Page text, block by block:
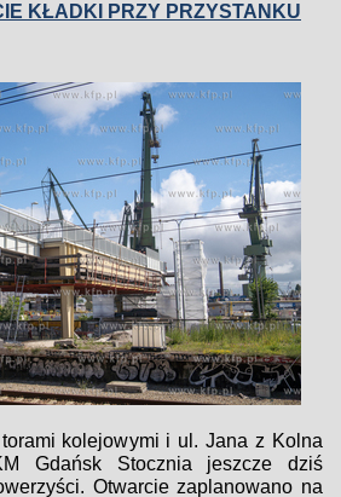
KŁADKI PRZY PRZYSTANKU
kolejowymi i ul. Jana z Kolna
Gdańsk Stocznia jeszcze dziś
Otwarcie zaplanowano na